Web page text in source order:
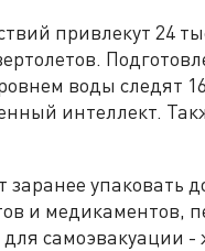
привлекут 24
воды следят
интеллект.
упаковать
и
для самоэвакуации